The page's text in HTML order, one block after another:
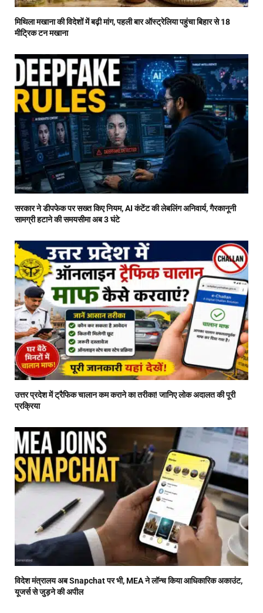
मिथिला मखाना की विदेशों में बढ़ी मांग, पहली बार ऑस्ट्रेलिया पहुंचा बिहार से 18
मीट्रिक टन मखाना
सरकार ने डीपफेक पर सख्त किए नियम, AI कंटेंट की लेबलिंग अनिवार्य, गैरकानूनी
सामग्री हटाने की समयसीमा अब 3 घंटे
उत्तर प्रदेश में ट्रैफिक चालान कम कराने का तरीका! जानिए लोक अदालत की पूरी
प्रक्रिया
विदेश मंत्रालय अब Snapchat पर भी, MEA ने लॉन्च किया आधिकारिक अकाउंट,
यूजर्स से जुड़ने की अपील